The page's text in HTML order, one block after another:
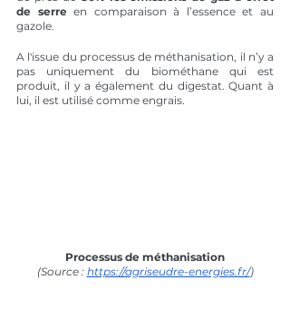
de serre en comparaison à l’essence et au
gazole.
A l'issue du processus de méthanisation, il n’y a
pas uniquement du biométhane qui est
produit, il y a également du digestat. Quant à
lui, il est utilisé comme engrais.
Processus de méthanisation
(Source : https://agriseudre-energies.fr/)